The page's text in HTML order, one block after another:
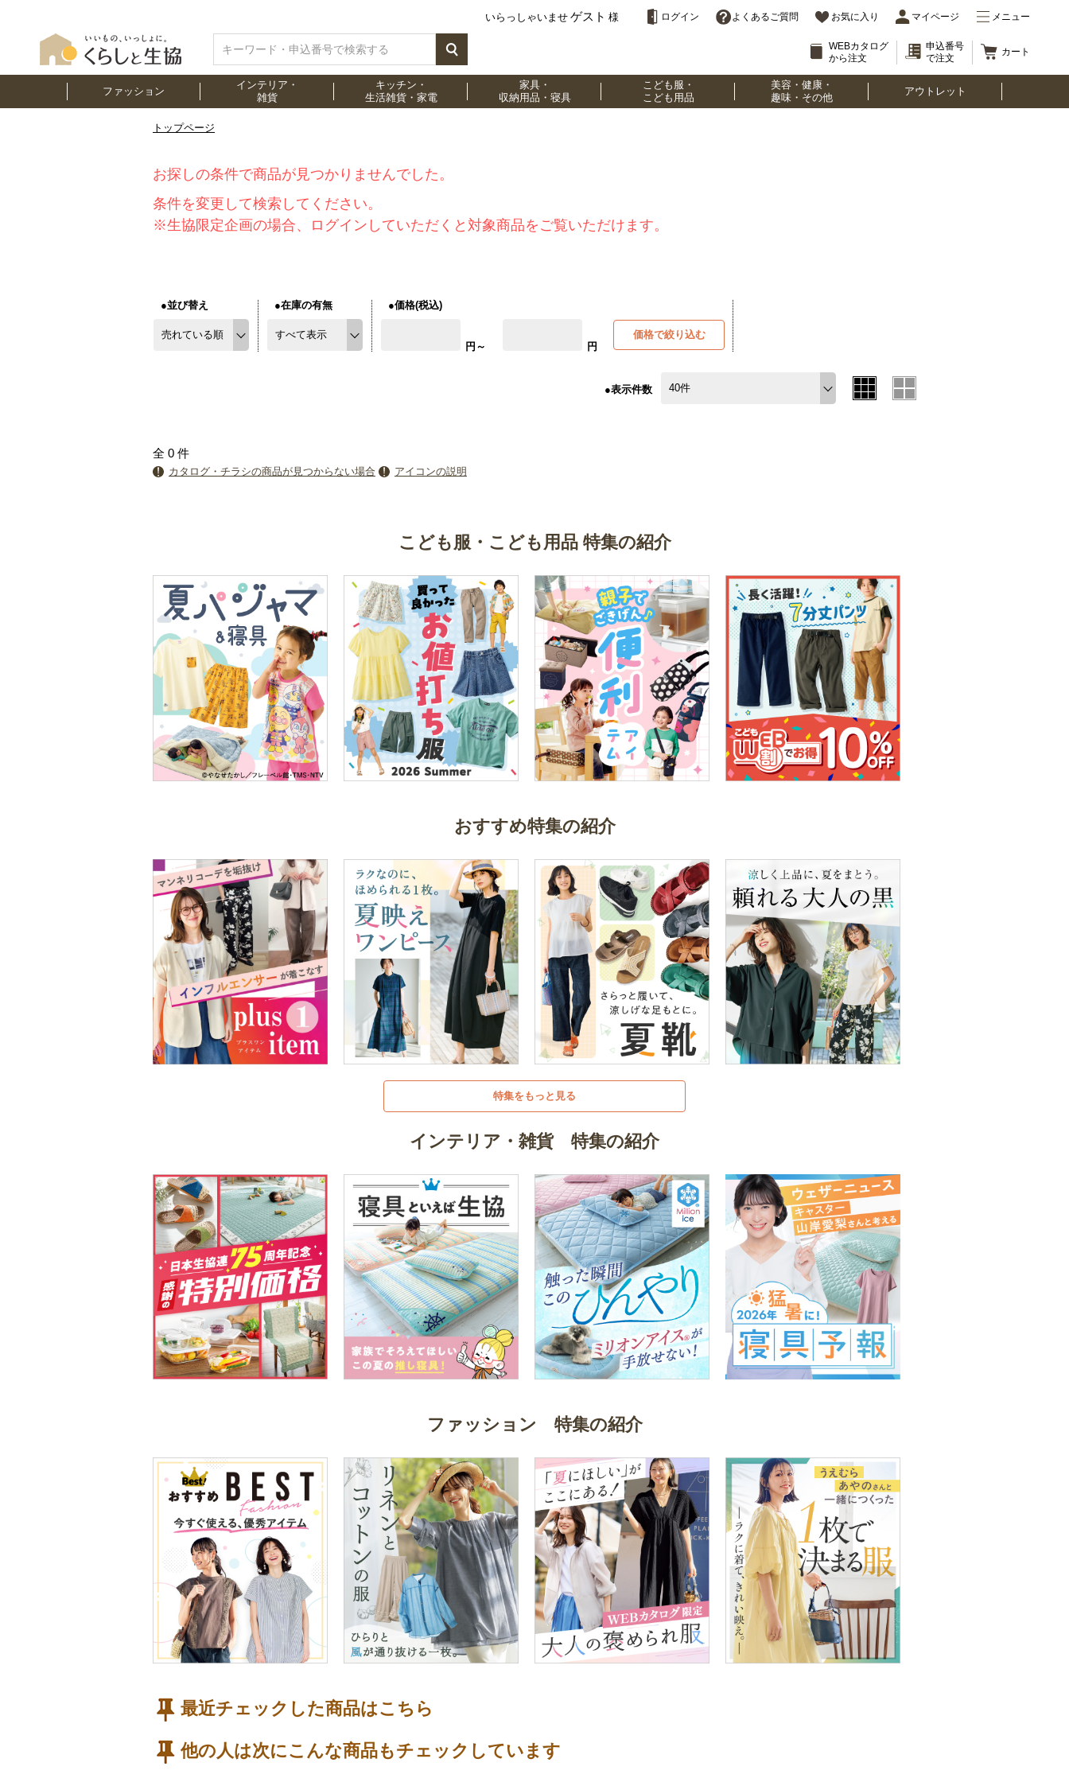
いらっしゃいませ ゲスト 様 ログイン よくあるご質問 お気に入り マイページ メニュー
WEBカタログ
から注文
申込番号
で注文
カート
ファッション
インテリア・
雑貨
キッチン・
生活雑貨・家電
家具・
収納用品・寝具
こども服・
こども用品
美容・健康・
趣味・その他
アウトレット
トップページ
お探しの条件で商品が見つかりませんでした。
条件を変更して検索してください。
※生協限定企画の場合、ログインしていただくと対象商品をご覧いただけます。
●並び替え ●在庫の有無 ●価格(税込)
円～ 円
価格で絞り込む
●表示件数
全 0 件
カタログ・チラシの商品が見つからない場合 アイコンの説明
こども服・こども用品 特集の紹介
おすすめ特集の紹介
特集をもっと見る
インテリア・雑貨 特集の紹介
ファッション 特集の紹介
最近チェックした商品はこちら
他の人は次にこんな商品もチェックしています